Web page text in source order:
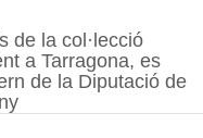
de la col·lecció
a Tarragona, es
de la Diputació de